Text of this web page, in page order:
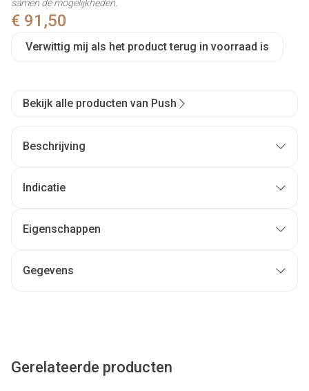
€ 91,50
Verwittig mij als het product terug in voorraad is
samen de mogelijkheden.
Bekijk alle producten van Push
Beschrijving
Indicatie
Eigenschappen
Gegevens
Gerelateerde producten